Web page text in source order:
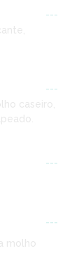
---
---
caseiro,
---
---
molho